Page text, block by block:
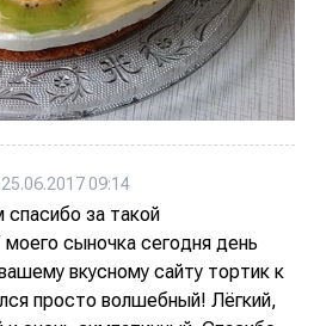
25.06.2017 09:14
за такой
сыночка сегодня день
вкусному сайту тортик к
просто волшебный! Лёгкий,